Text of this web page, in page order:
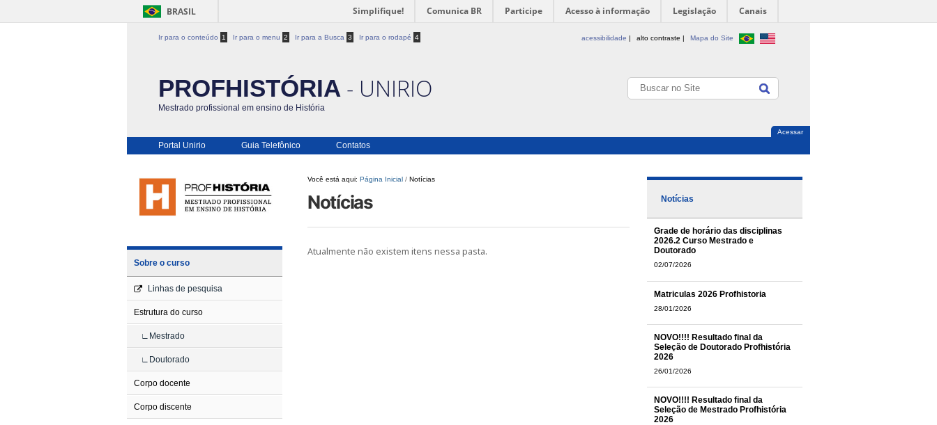
BRASIL Simplifique! Comunica BR Participe Acesso à informação Legislação Canais
Ir para o conteúdo 1 Ir para o menu 2 Ir para a Busca 3 Ir para o rodapé 4 acessibilidade | alto contraste | Mapa do Site
PROFHISTÓRIA - UNIRIO
Mestrado profissional em ensino de História
Acessar
Portal Unirio Guia Telefônico Contatos
Você está aqui: Página Inicial / Notícias
Notícias
Atualmente não existem itens nessa pasta.
Sobre o curso
Linhas de pesquisa
Estrutura do curso
Mestrado
Doutorado
Corpo docente
Corpo discente
Notícias
Grade de horário das disciplinas
2026.2 Curso Mestrado e
Doutorado
02/07/2026
Matriculas 2026 Profhistoria
28/01/2026
NOVO!!!! Resultado final da
Seleção de Doutorado Profhistória
2026
26/01/2026
NOVO!!!! Resultado final da
Seleção de Mestrado Profhistória
2026